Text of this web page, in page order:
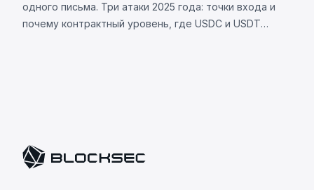
одного письма. Три атаки 2025 года: точки входа и
почему контрактный уровень, где USDC и USDT